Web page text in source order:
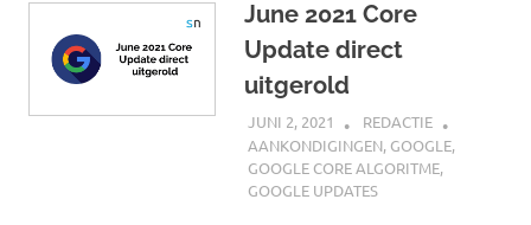
June 2021 Core
Update direct
uitgerold
JUNI 2, 2021
REDACTIE
AANKONDIGINGEN, GOOGLE,
GOOGLE CORE ALGORITME,
GOOGLE UPDATES